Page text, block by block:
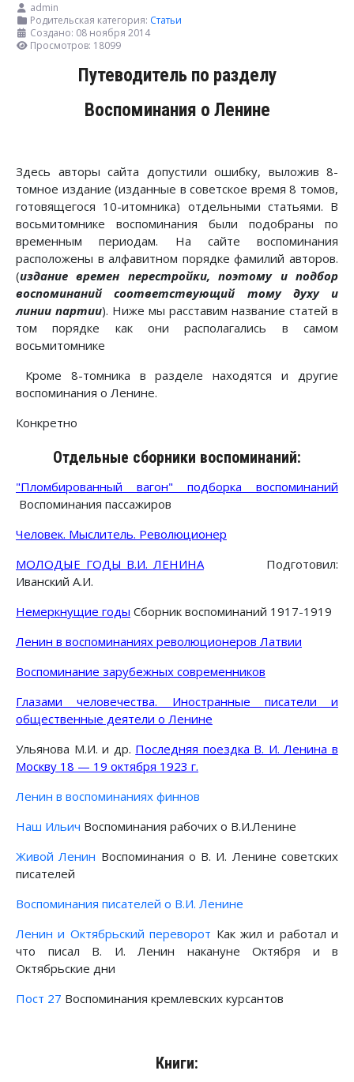
admin
Родительская категория: Статьи
Создано: 08 ноября 2014
Просмотров: 18099
Путеводитель по разделу
Воспоминания о Ленине
Здесь авторы сайта допустили ошибку, выложив 8-
томное издание (изданные в советское время 8 томов,
готовящегося 10-итомника) отдельными статьями. В
восьмитомнике воспоминания были подобраны по
временным периодам. На сайте воспоминания
расположены в алфавитном порядке фамилий авторов.
(издание времен перестройки, поэтому и подбор
воспоминаний соответствующий тому духу и
линии партии). Ниже мы расставим название статей в
том порядке как они располагались в самом
восьмитомнике
Кроме 8-томника в разделе находятся и другие
воспоминания о Ленине.
Конкретно
Отдельные сборники воспоминаний:
"Пломбированный вагон" подборка воспоминаний
Воспоминания пассажиров
Человек. Мыслитель. Революционер
МОЛОДЫЕ ГОДЫ В.И. ЛЕНИНАПодготовил:
Иванский А.И.
Немеркнущие годы Сборник воспоминаний 1917-1919
Ленин в воспоминаниях революционеров Латвии
Воспоминание зарубежных современников
Глазами человечества. Иностранные писатели и
общественные деятели о Ленине
Ульянова М.И. и др. Последняя поездка В. И. Ленина в
Москву 18 — 19 октября 1923 г.
Ленин в воспоминаниях финнов
Наш Ильич Воспоминания рабочих о В.И.Ленине
Живой Ленин Воспоминания о В. И. Ленине советских
писателей
Воспоминания писателей о В.И. Ленине
Ленин и Октябрьский переворот Как жил и работал и
что писал В. И. Ленин накануне Октября и в
Октябрьские дни
Пост 27 Воспоминания кремлевских курсантов
Книги: